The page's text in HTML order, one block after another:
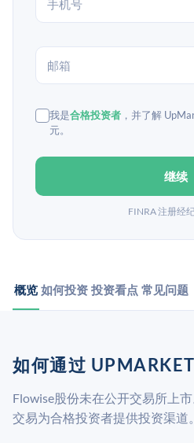
我是合格投资者 ，并了解
元。
继续
FINRA 注册经
概览 如何投资 投资看点 常见问题
如何通过
Flowise股份未在公开交易所上
交易为合格投资者提供投资渠道。